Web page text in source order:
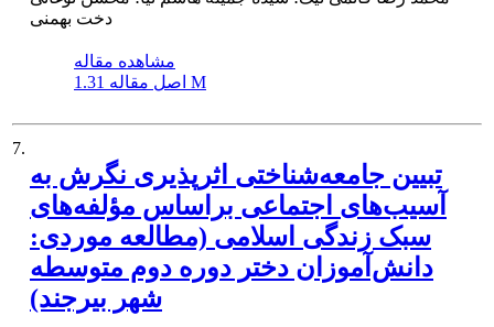
دخت بهمنی
مشاهده مقاله
اصل مقاله 1.31 M
7.
تبیین جامعه‌شناختی اثرپذیری نگرش به
آسیب‌های اجتماعی براساس مؤلفه‌های
سبک زندگی اسلامی (مطالعه موردی:
دانش‌آموزان دختر دوره دوم متوسطه
شهر بیرجند)